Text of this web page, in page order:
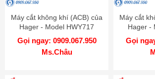
Máy cắt không khí (ACB) của
Hager - Model HWY717
Gọi ngay: 0909.067.950
Ms.Châu
Máy cắt
Hager -
Gọi